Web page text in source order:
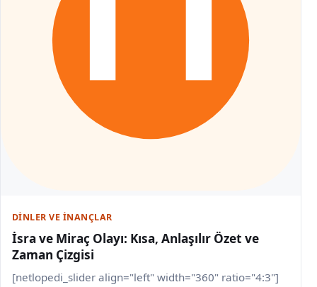
DINLER VE İNANÇLAR
İsra ve Miraç Olayı: Kısa, Anlaşılır Özet ve
Zaman Çizgisi
[netlopedi_slider align="left" width="360" ratio="4:3"]